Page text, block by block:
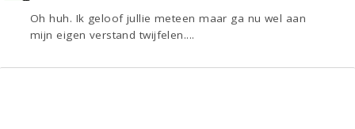
Oh huh. Ik geloof jullie meteen maar ga nu wel aan
mijn eigen verstand twijfelen....